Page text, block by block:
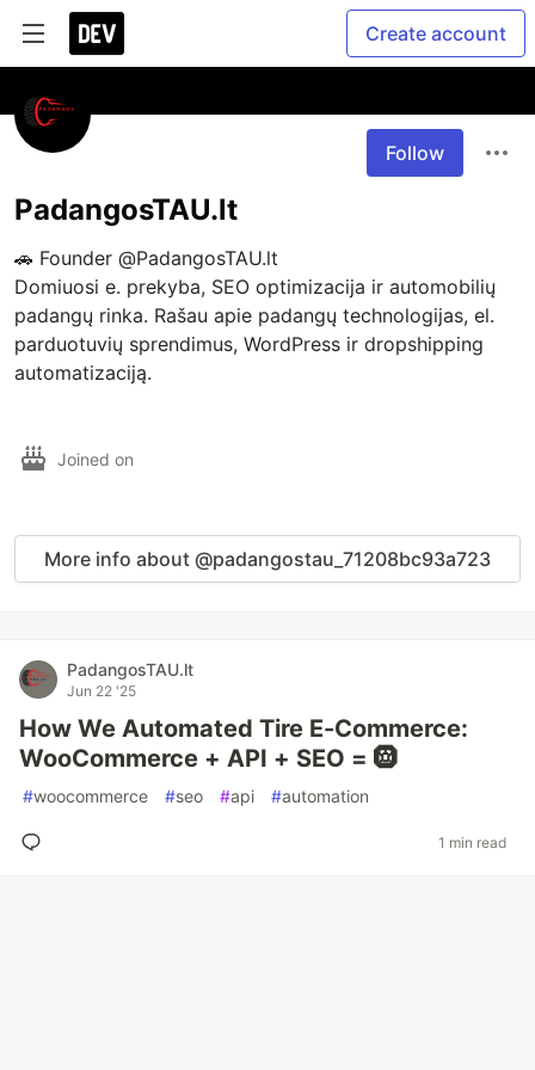
Create account
Follow
PadangosTAU.lt
🚗 Founder @PadangosTAU.lt
Domiuosi e. prekyba, SEO optimizacija ir automobilių
padangų rinka. Rašau apie padangų technologijas, el.
parduotuvių sprendimus, WordPress ir dropshipping
automatizaciją.
Joined on
More info about @padangostau_71208bc93a723
PadangosTAU.lt
Jun 22 '25
How We Automated Tire E-Commerce:
WooCommerce + API + SEO = 🛞
#woocommerce #seo #api #automation
1 min read